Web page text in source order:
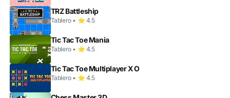
TRZ Battleship
Tablero • ⭐ 4.5
Tic Tac Toe Mania
Tablero • ⭐ 4.5
Tic Tac Toe Multiplayer X O
Tablero • ⭐ 4.5